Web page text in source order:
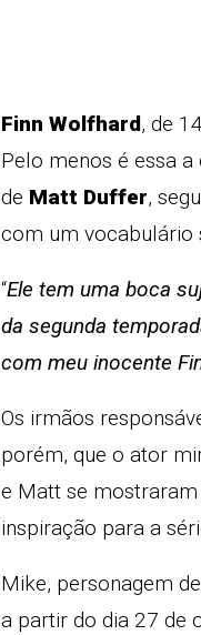
Finn Wolfhard, de
Pelo menos é essa
de Matt Duffer,
com um vocabulário
“Ele tem uma boca
da segunda
com meu inocente
Os irmãos
porém, que o ator
e Matt se mostraram
inspiração para a
Mike, personagem
a partir do dia 27 de